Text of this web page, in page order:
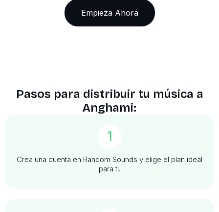
Empieza Ahora
Pasos para distribuir tu música a
Anghami:
1
Crea una cuenta en Random Sounds y elige el plan ideal
para ti.